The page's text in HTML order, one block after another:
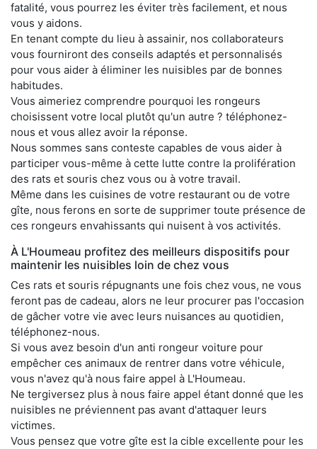
fatalité, vous pourrez les éviter très facilement, et nous
vous y aidons.
En tenant compte du lieu à assainir, nos collaborateurs
vous fourniront des conseils adaptés et personnalisés
pour vous aider à éliminer les nuisibles par de bonnes
habitudes.
Vous aimeriez comprendre pourquoi les rongeurs
choisissent votre local plutôt qu'un autre ? téléphonez-
nous et vous allez avoir la réponse.
Nous sommes sans conteste capables de vous aider à
participer vous-même à cette lutte contre la prolifération
des rats et souris chez vous ou à votre travail.
Même dans les cuisines de votre restaurant ou de votre
gîte, nous ferons en sorte de supprimer toute présence de
ces rongeurs envahissants qui nuisent à vos activités.
À L'Houmeau profitez des meilleurs dispositifs pour
maintenir les nuisibles loin de chez vous
Ces rats et souris répugnants une fois chez vous, ne vous
feront pas de cadeau, alors ne leur procurer pas l'occasion
de gâcher votre vie avec leurs nuisances au quotidien,
téléphonez-nous.
Si vous avez besoin d'un anti rongeur voiture pour
empêcher ces animaux de rentrer dans votre véhicule,
vous n'avez qu'à nous faire appel à L'Houmeau.
Ne tergiversez plus à nous faire appel étant donné que les
nuisibles ne préviennent pas avant d'attaquer leurs
victimes.
Vous pensez que votre gîte est la cible excellente pour les